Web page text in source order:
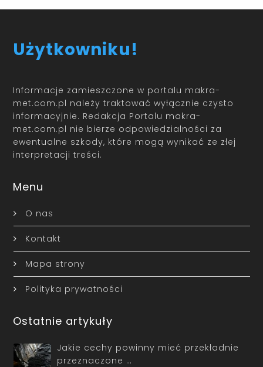
Użytkowniku!
Informacje zamieszczone w portalu makra-
met.com.pl należy traktować wyłącznie czysto
informacyjnie. Redakcja Portalu makra-
met.com.pl nie bierze odpowiedzialności za
ewentualne szkody, które mogą wynikać ze złej
interpretacji treści.
Menu
O nas
Kontakt
Mapa strony
Polityka prywatności
Ostatnie artykuły
Jakie cechy powinny mieć przekładnie
przeznaczone …